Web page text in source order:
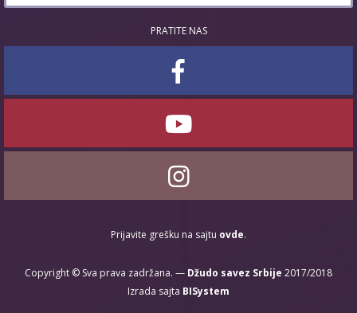
PRATITE NAS
Prijavite grešku na sajtu ovde.
Copyright © Sva prava zadržana. — Džudo savez Srbije 2017/2018
Izrada sajta BISystem